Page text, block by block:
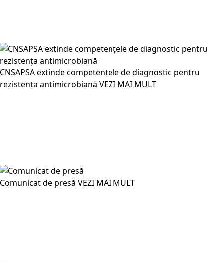
CNSAPSA extinde competențele de diagnostic pentru
rezistența antimicrobiană VEZI MAI MULT
Comunicat de presă VEZI MAI MULT